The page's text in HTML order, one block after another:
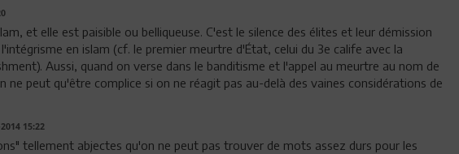
et elle est paisible ou belliqueuse. C'est le silence des élites et leur démission
en islam (cf. le premier meurtre d'État, celui du 3e calife avec la
Aussi, quand on verse dans le banditisme et l'appel au meurtre au nom de
ne peut qu'être complice si on ne réagit pas au-delà des vaines considérations de
15:22
tellement abjectes qu'on ne peut pas trouver de mots assez durs pour les